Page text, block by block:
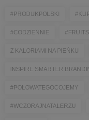
#PRODUKPOLSKI
#CODZIENNIE
Z KALORIAMI NA PIEŃKU
INSPIRE SMARTER
#POŁOWATEGOCOJEMY
#WCZORAJNATALERZU